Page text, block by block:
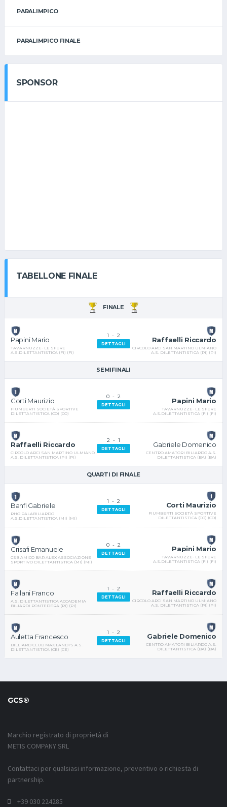
PARALIMPICO
PARALIMPICO FINALE
SPONSOR
TABELLONE FINALE
FINALE
Papini Mario
TAVARNUZZE- LE SFERE
A.S.DILETTANTISTICA (FI) (FI)
1 - 2
DETTAGLI
Raffaelli Riccardo
CIRCOLO ARCI SAN MARTINO ULMIANO
A.S. DILETTANTISTICA (PI) (PI)
SEMIFINALI
Corti Maurizio
FIUMBERTI SOCIETÀ SPORTIVE
DILETTANTISTICA (CO) (CO)
0- 2
DETTAGLI
Papini Mario
TAVARNUZZE- LE SFERE
A.S.DILETTANTISTICA (FI) (FI)
Raffaelli Riccardo
CIRCOLO ARCI SAN MARTINO ULMIANO
A.S. DILETTANTISTICA (PI) (PI)
2- 1
DETTAGLI
Gabriele Domenico
CENTRO AMATORI BILIARDO A.S.
DILETTANTISTICA (BA) (BA)
QUARTI DI FINALE
Banfi Gabriele
RHO PALABILIARDO
A.S.DILETTANTISTICA (MI) (MI)
1 - 2
DETTAGLI
Corti Maurizio
FIUMBERTI SOCIETÀ SPORTIVE
DILETTANTISTICA (CO) (CO)
Crisafi Emanuele
CSB AMICO BAR ALEX ASSOCIAZIONE
SPORTIVO DILETTANTISTICA (MI) (MI)
0- 2
DETTAGLI
Papini Mario
TAVARNUZZE- LE SFERE
A.S.DILETTANTISTICA (FI) (FI)
Fallani Franco
A.S. DILETTANTISTICA ACCADEMIA
BILIARDI PONTEDERA (PI) (PI)
1 - 2
DETTAGLI
Raffaelli Riccardo
CIRCOLO ARCI SAN MARTINO ULMIANO
A.S. DILETTANTISTICA (PI) (PI)
Auletta Francesco
BILLIARD CLUB MAX LANDI'S A.S.
DILETTANTISTICA (CE) (CE)
1 - 2
DETTAGLI
Gabriele Domenico
CENTRO AMATORI BILIARDO A.S.
DILETTANTISTICA (BA) (BA)
GCS®
Marchio registrato di proprietà di
METIS COMPANY SRL
Contattaci per qualsiasi informazione, preventivo o richiesta di
partnership.
+39 030 224285